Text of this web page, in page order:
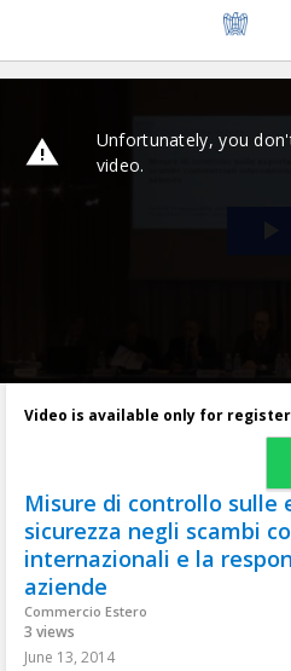
Video is available only for
Misure di controllo sulle
sicurezza negli scambi
internazionali e la
aziende
Commercio Estero
3 views
June 13, 2014